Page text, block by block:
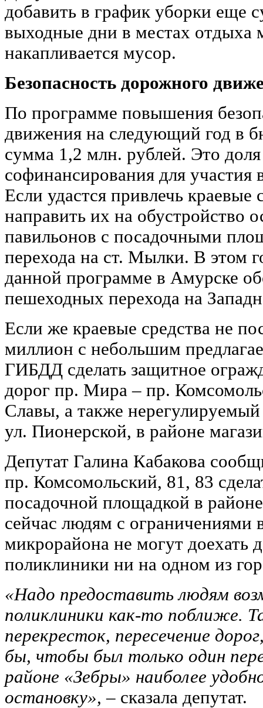
добавить в график уборки еще
выходные дни в местах отдыха
накапливается мусор.
Безопасность дорожного
По программе повышения
движения на следующий год в
сумма 1,2 млн. рублей. Это
софинансирования для участия
Если удастся привлечь краевые
направить их на обустройство
павильонов с посадочными
перехода на ст. Мылки. В этом
данной программе в Амурске
пешеходных перехода на
Если же краевые средства не
миллион с небольшим
ГИБДД сделать защитное
дорог пр. Мира – пр.
Славы, а также
ул. Пионерской, в районе
Депутат Галина Кабакова
пр. Комсомольский, 81, 83
посадочной площадкой в
сейчас людям с ограничениями
микрорайона не могут доехать
поликлиники ни на одном из
«Надо предоставить людям
поликлиники как-то поближе.
перекресток, пересечение
бы, чтобы был только один
районе «Зебры» наиболее
остановку», – сказала депутат.